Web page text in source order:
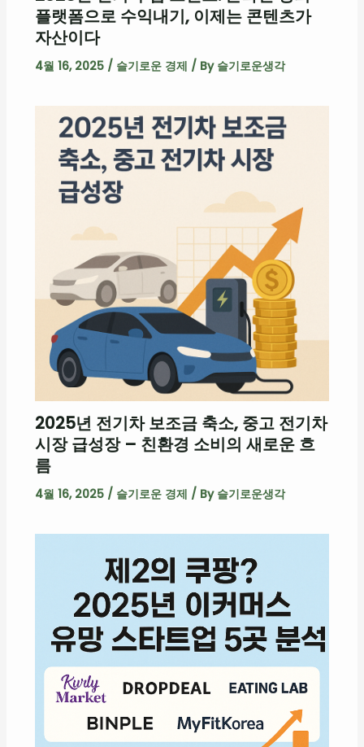
플랫폼으로 수익내기, 이제는 콘텐츠가
자산이다
4월 16, 2025 / 슬기로운 경제 / By 슬기로운생각
2025년 전기차 보조금 축소, 중고 전기차
시장 급성장 – 친환경 소비의 새로운 흐
름
4월 16, 2025 / 슬기로운 경제 / By 슬기로운생각